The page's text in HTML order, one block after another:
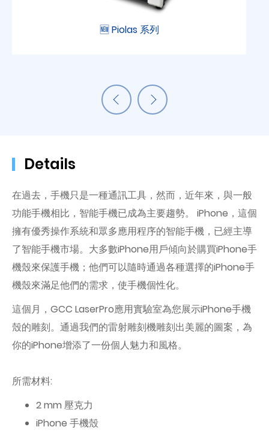
🆕 Piolas 系列
Details
在過去，手機只是一種通訊工具，然而，近年來，與一般
功能手機相比，智能手機已成為主要趨勢。 iPhone，這個
擁有優秀操作系統和眾多應用程序的智能手機，已經主導
了智能手機市場。大多數iPhone用戶傾向於購買iPhone手
機殼來保護手機；他們可以隨時通過各種選擇的iPhone手
機殼來滿足他們的需求，使手機個性化。
這個月，GCC LaserPro應用實驗室為您展示iPhone手機
殼的雕刻。通過我們的雷射雕刻機雕刻出美麗的圖案，為
你的iPhone增添了一份個人魅力和風格。
所需材料:
2 mm 壓克力
iPhone 手機殼